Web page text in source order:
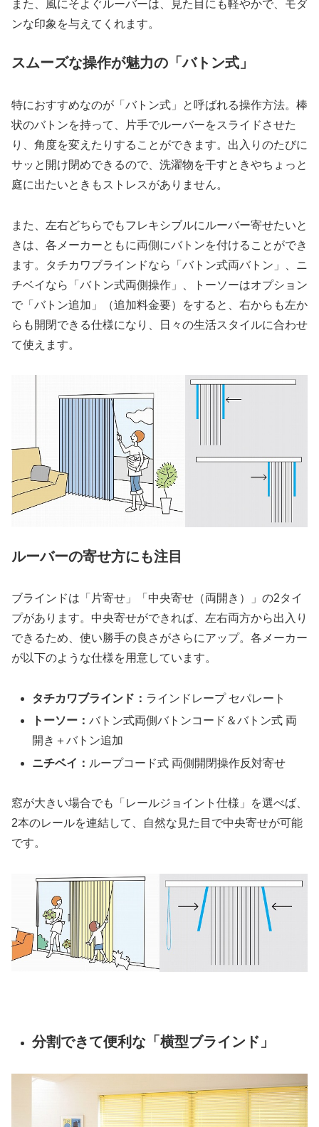
また、風にそよぐルーバーは、見た目にも軽やかで、モダ
ンな印象を与えてくれます。
スムーズな操作が魅力の「バトン式」
特におすすめなのが「バトン式」と呼ばれる操作方法。棒
状のバトンを持って、片手でルーバーをスライドさせた
り、角度を変えたりすることができます。出入りのたびに
サッと開け閉めできるので、洗濯物を干すときやちょっと
庭に出たいときもストレスがありません。
また、左右どちらでもフレキシブルにルーバー寄せたいと
きは、各メーカーともに両側にバトンを付けることができ
ます。タチカワブラインドなら「バトン式両バトン」、ニ
チベイなら「バトン式両側操作」、トーソーはオプション
で「バトン追加」（追加料金要）をすると、右からも左か
らも開閉できる仕様になり、日々の生活スタイルに合わせ
て使えます。
ルーバーの寄せ方にも注目
ブラインドは「片寄せ」「中央寄せ（両開き）」の2タイ
プがあります。中央寄せができれば、左右両方から出入り
できるため、使い勝手の良さがさらにアップ。各メーカー
が以下のような仕様を用意しています。
タチカワブラインド： ラインドレープ セパレート
トーソー：バトン式両側バトンコード＆バトン式 両
開き＋バトン追加
ニチベイ： ループコード式 両側開閉操作反対寄せ
窓が大きい場合でも「レールジョイント仕様」を選べば、
2本のレールを連結して、自然な見た目で中央寄せが可能
です。
分割できて便利な「横型ブラインド」